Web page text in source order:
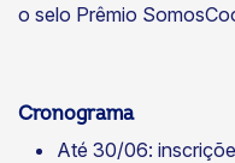
o selo Prêmio
Cronograma
Até 30/06: